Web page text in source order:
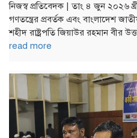
নিজস্ব প্রতিবেদক | তাং ৪ জুন ২০২৬
গণতন্ত্রের প্রবর্তক এবং বাংলাদেশ
শহীদ রাষ্ট্রপতি জিয়াউর রহমান বীর
read more